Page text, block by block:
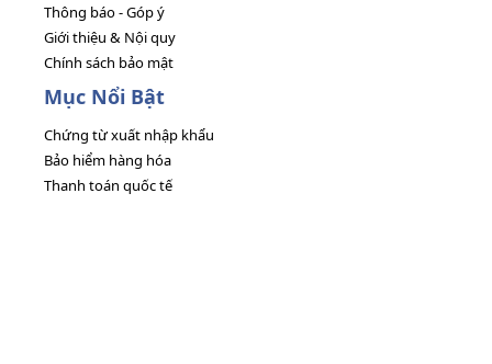
Thông báo - Góp ý
Giới thiệu & Nội quy
Chính sách bảo mật
Mục Nổi Bật
Chứng từ xuất nhập khẩu
Bảo hiểm hàng hóa
Thanh toán quốc tế